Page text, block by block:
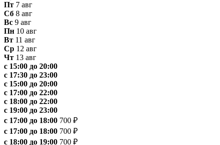
Пт 7 авг
Сб 8 авг
Вс 9 авг
Пн 10 авг
Вт 11 авг
Ср 12 авг
Чт 13 авг
с 15:00 до 20:00
с 17:30 до 23:00
с 15:00 до 20:00
с 17:00 до 22:00
с 18:00 до 22:00
с 19:00 до 23:00
с 17:00 до 18:00 700 ₽
с 17:00 до 18:00 700 ₽
с 18:00 до 19:00 700 ₽